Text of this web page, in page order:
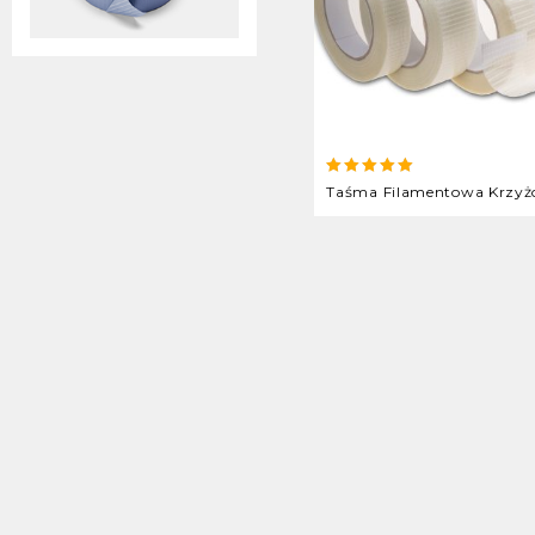
5.00